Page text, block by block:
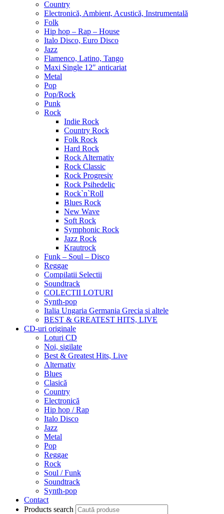
Country
Electronică, Ambient, Acustică, Instrumentală
Folk
Hip hop – Rap – House
Italo Disco, Euro Disco
Jazz
Flamenco, Latino, Tango
Maxi Single 12″ anticariat
Metal
Pop
Pop/Rock
Punk
Rock
Indie Rock
Country Rock
Folk Rock
Hard Rock
Rock Alternativ
Rock Classic
Rock Progresiv
Rock Psihedelic
Rock`n`Roll
Blues Rock
New Wave
Soft Rock
Symphonic Rock
Jazz Rock
Krautrock
Funk – Soul – Disco
Reggae
Compilatii Selectii
Soundtrack
COLECTII LOTURI
Synth-pop
Italia Ungaria Germania Grecia si altele
BEST & GREATEST HITS, LIVE
CD-uri originale
Loturi CD
Noi, sigilate
Best & Greatest Hits, Live
Alternativ
Blues
Clasică
Country
Electronică
Hip hop / Rap
Italo Disco
Jazz
Metal
Pop
Reggae
Rock
Soul / Funk
Soundtrack
Synth-pop
Contact
Products search